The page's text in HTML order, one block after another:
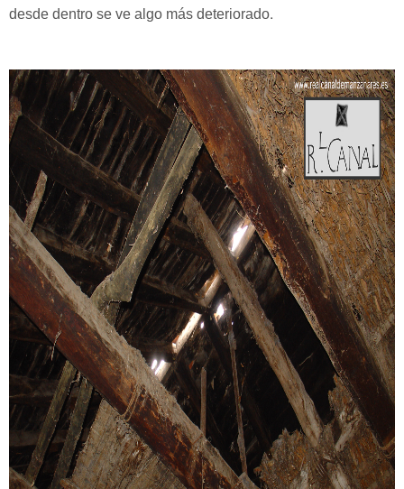
desde dentro se ve algo más deteriorado.